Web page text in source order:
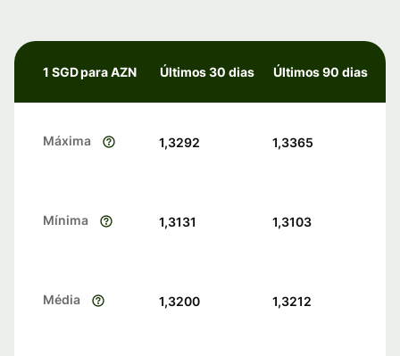
1 SGD para AZN Últimos 30 dias Últimos 90 dias
Máxima 1,3292 1,3365
Mínima 1,3131 1,3103
Média 1,3200 1,3212